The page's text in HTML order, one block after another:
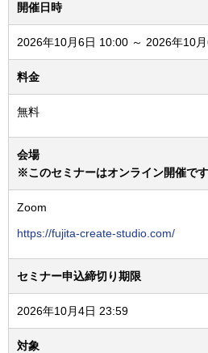
開催日時
2026年10月6日 10:00 ～ 2026年10
料金
無料
会場
※このセミナーはオンライン開催です
Zoom
https://fujita-create-studio.com/
セミナー申込締切り期限
2026年10月4日 23:59
対象